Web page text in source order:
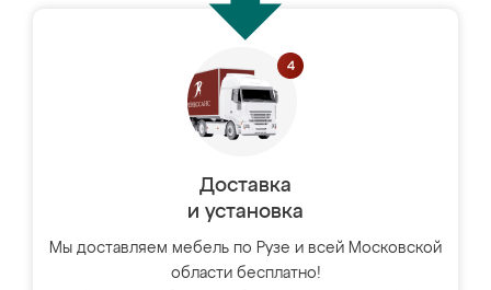
Доставка
и установка
Мы доставляем мебель по Рузе и всей Московской
области бесплатно!